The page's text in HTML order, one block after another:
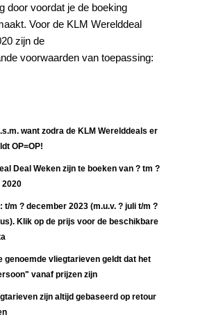
door voordat je de boeking
Voor de KLM Werelddeal
zijn de
voorwaarden van toepassing:
want zodra de KLM Werelddeals er
OP=OP!
Deal Weken zijn te boeken van ? tm ?
2020
t/m ? december 2023 (m.u.v. ? juli t/m ?
Klik op de prijs voor de beschikbare
genoemde vliegtarieven geldt dat het
vanaf prijzen zijn
zijn altijd gebaseerd op retour